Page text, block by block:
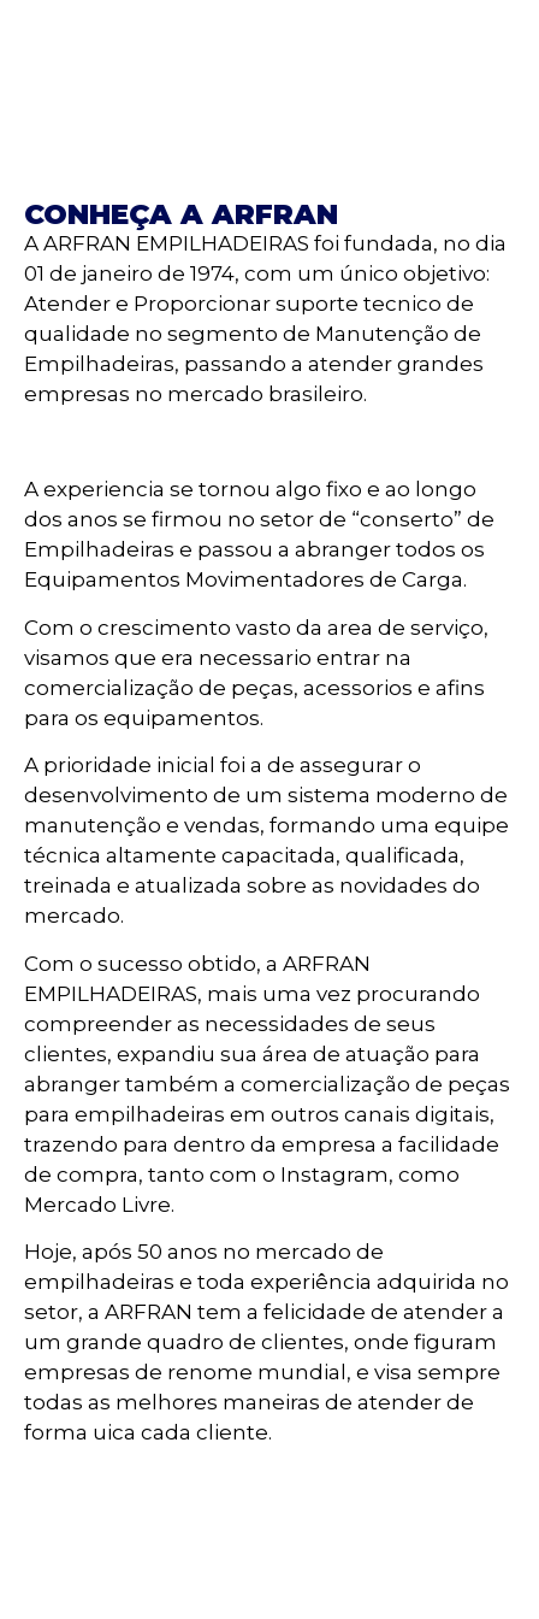
CONHEÇA A ARFRAN
A ARFRAN EMPILHADEIRAS foi fundada, no dia
01 de janeiro de 1974, com um único objetivo:
Atender e Proporcionar suporte tecnico de
qualidade no segmento de Manutenção de
Empilhadeiras, passando a atender grandes
empresas no mercado brasileiro.
A experiencia se tornou algo fixo e ao longo
dos anos se firmou no setor de “conserto” de
Empilhadeiras e passou a abranger todos os
Equipamentos Movimentadores de Carga.
Com o crescimento vasto da area de serviço,
visamos que era necessario entrar na
comercialização de peças, acessorios e afins
para os equipamentos.
A prioridade inicial foi a de assegurar o
desenvolvimento de um sistema moderno de
manutenção e vendas, formando uma equipe
técnica altamente capacitada, qualificada,
treinada e atualizada sobre as novidades do
mercado.
Com o sucesso obtido, a ARFRAN
EMPILHADEIRAS, mais uma vez procurando
compreender as necessidades de seus
clientes, expandiu sua área de atuação para
abranger também a comercialização de peças
para empilhadeiras em outros canais digitais,
trazendo para dentro da empresa a facilidade
de compra, tanto com o Instagram, como
Mercado Livre.
Hoje, após 50 anos no mercado de
empilhadeiras e toda experiência adquirida no
setor, a ARFRAN tem a felicidade de atender a
um grande quadro de clientes, onde figuram
empresas de renome mundial, e visa sempre
todas as melhores maneiras de atender de
forma uica cada cliente.